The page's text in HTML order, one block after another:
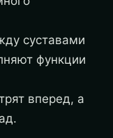
суставами
функции
вперед, а